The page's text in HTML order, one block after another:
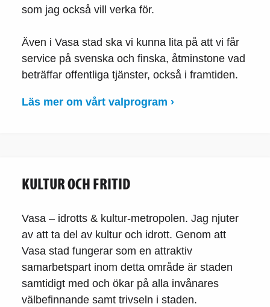
som jag också vill verka för.
Även i Vasa stad ska vi kunna lita på att vi får
service på svenska och finska, åtminstone vad
beträffar offentliga tjänster, också i framtiden.
Läs mer om vårt valprogram ›
KULTUR OCH FRITID
Vasa – idrotts & kultur-metropolen. Jag njuter
av att ta del av kultur och idrott. Genom att
Vasa stad fungerar som en attraktiv
samarbetspart inom detta område är staden
samtidigt med och ökar på alla invånares
välbefinnande samt trivseln i staden.